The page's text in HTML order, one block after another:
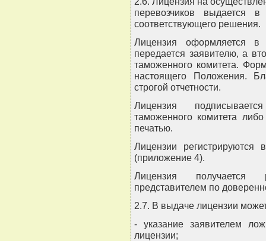
перевозчиков выдается
соответствующего решения.
Лицензия оформляется в
передается заявителю, а
таможенного комитета.
настоящего Положения.
строгой отчетности.
Лицензия
таможенного комитета
печатью.
Лицензии
(приложение 4).
Лицензия получается
представителем по
2.7. В выдаче лицензии
- указание заявителем
лицензии;